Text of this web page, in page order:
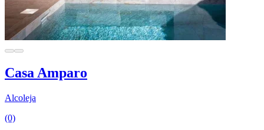
Casa Amparo
Alcoleja
(0)